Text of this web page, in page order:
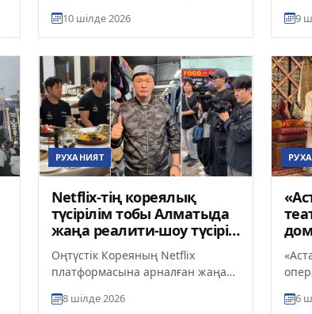
ulandigital.kz цифрлық платф...
10 шілде 2026 9
РУХАНИЯТ
Netflix-тің кореялық
түсірілім тобы Алматыда
жаңа реалити-шоу түсіріп
жүр
Оңтүстік Кореяның Netflix
платформасына арналған жаңа
Алматыға келді. Strong Fellas ж...
8 шілде 2026 6